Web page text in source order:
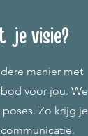
je visie?
manier met
voor jou. We
Zo krijg je